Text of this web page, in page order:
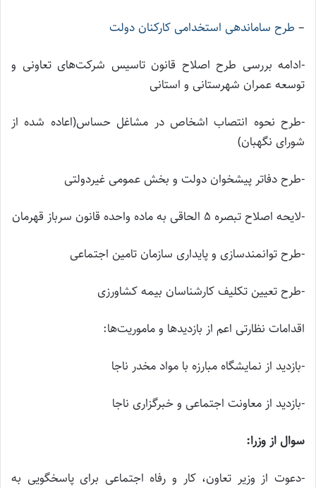
– طرح ساماندهی استخدامی کارکنان دولت
-ادامه بررسی طرح اصلاح قانون تاسیس شرکت‌های تعاونی و
توسعه عمران شهرستانی و استانی
-طرح نحوه انتصاب اشخاص در مشاغل حساس(اعاده شده از
شورای نگهبان)
-طرح دفاتر پیشخوان دولت و بخش عمومی غیردولتی
-لایحه اصلاح تبصره ۵ الحاقی به ماده واحده قانون سرباز قهرمان
-طرح توانمندسازی و پایداری سازمان تامین اجتماعی
-طرح تعیین تکلیف کارشناسان بیمه کشاورزی
اقدامات نظارتی اعم از بازدیدها و ماموریت‌ها:
-بازدید از نمایشگاه مبارزه با مواد مخدر ناجا
-بازدید از معاونت اجتماعی و خبرگزاری ناجا
سوال از وزرا:
-دعوت از وزیر تعاون، کار و رفاه اجتماعی برای پاسخگویی به